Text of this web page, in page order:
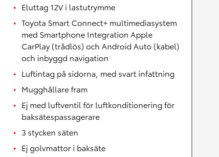
Eluttag 12V i lastutrymme
Toyota Smart Connect+ multimediasystem
med Smartphone Integration Apple
CarPlay (trådlös) och Android Auto (kabel)
och inbyggd navigation
Luftintag på sidorna, med svart infattning
Mugghållare fram
Ej med luftventil för luftkonditionering för
baksätespassagerare
3 stycken säten
Ej golvmattor i baksäte